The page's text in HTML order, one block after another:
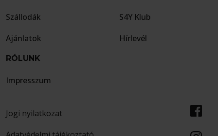
Szállodák
Ajánlatok
S4Y Klub
Hírlevél
RÓLUNK
Impresszum
Jogi nyilatkozat